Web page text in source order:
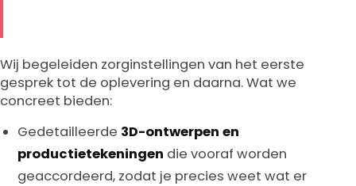
Wij begeleiden zorginstellingen van het eerste
gesprek tot de oplevering en daarna. Wat we
concreet bieden:
Gedetailleerde 3D-ontwerpen en
productietekeningen die vooraf worden
geaccordeerd, zodat je precies weet wat er